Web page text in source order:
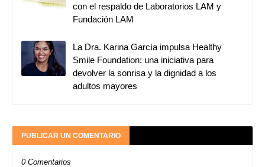
con el respaldo de Laboratorios LAM y
Fundación LAM
La Dra. Karina García impulsa Healthy
Smile Foundation: una iniciativa para
devolver la sonrisa y la dignidad a los
adultos mayores
PUBLICAR UN COMENTARIO
0 Comentarios